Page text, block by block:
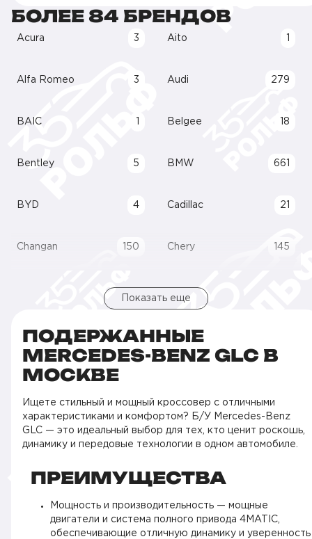
БОЛЕЕ 84 БРЕНДОВ
Acura 3 Aito
Alfa Romeo 3 Audi 279
BAIC Belgee 18
Bentley 5 BMW 661
BYD 4 Cadillac 21
Changan 150 Chery 145
Показать еще
ПОДЕРЖАННЫЕ
MERCEDES-BENZ GLC В
МОСКВЕ
Ищете стильный и мощный кроссовер с отличными
характеристиками и комфортом? Б/У Mercedes-Benz
GLC — это идеальный выбор для тех, кто ценит роскошь,
динамику и передовые технологии в одном автомобиле.
ПРЕИМУЩЕСТВА
Мощность и производительность — мощные
двигатели и система полного привода 4MATIC,
обеспечивающие отличную динамику и уверенность